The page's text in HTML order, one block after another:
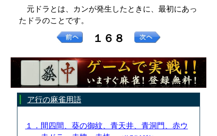
元ドラとは、カンが発生したときに、最初にあっ
たドラのことです。
１６８
ア行の麻雀用語
１．間四間、葵の御紋、青天井、青洞門、赤ウ